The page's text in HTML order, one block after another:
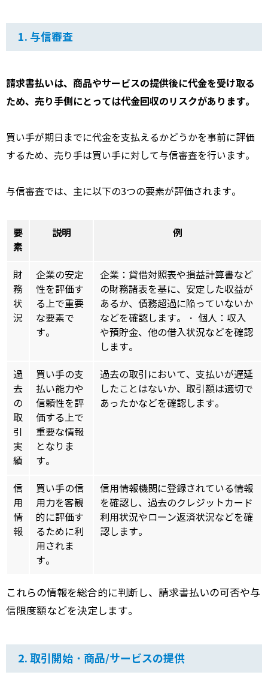
1. 与信審査
請求書払いは、商品やサービスの提供後に代金を受け取る
ため、売り手側にとっては代金回収のリスクがあります。
買い手が期日までに代金を支払えるかどうかを事前に評価
するため、 売り手は買い手に対して与信審査を行います。
与信審査では、 主に以下の3つの要素が評価されます。
要
素
説明 例
財
務
状
況
企業の安定
性を評価す
る上で重要
な要素で
す。
企業：貸借対照表や損益計算書など
の財務諸表を基に、安定した収益が
あるか、債務超過に陥っていないか
などを確認します。・ 個人：収入
や預貯金、他の借入状況などを確認
します。
過
去
の
取
引
実
績
買い手の支
払い能力や
信頼性を評
価する上で
重要な情報
となりま
す。
過去の取引において、支払いが遅延
したことはないか、取引額は適切で
あったかなどを確認します。
信
用
情
報
買い手の信
用力を客観
的に評価す
るために利
用されま
す。
信用情報機関に登録されている情報
を確認し、過去のクレジットカード
利用状況やローン返済状況などを確
認します。
これらの情報を総合的に判断し、請求書払いの可否や与
信限度額などを決定します。
2. 取引開始・商品/サービスの提供